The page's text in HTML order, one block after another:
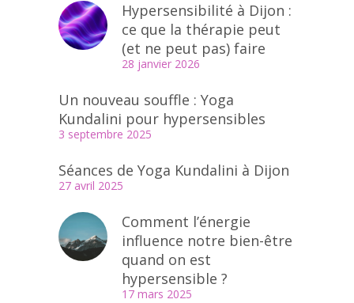
Hypersensibilité à Dijon :
ce que la thérapie peut
(et ne peut pas) faire
28 janvier 2026
Un nouveau souffle : Yoga
Kundalini pour hypersensibles
3 septembre 2025
Séances de Yoga Kundalini à Dijon
27 avril 2025
Comment l’énergie
influence notre bien-être
quand on est
hypersensible ?
17 mars 2025